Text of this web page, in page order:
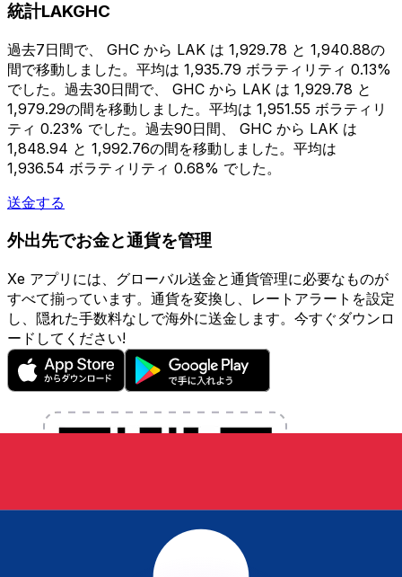
統計LAKGHC
過去7日間で、 GHC から LAK は 1,929.78 と 1,940.88の
間で移動しました。平均は 1,935.79 ボラティリティ 0.13%
でした。過去30日間で、 GHC から LAK は 1,929.78 と
1,979.29の間を移動しました。平均は 1,951.55 ボラティリ
ティ 0.23% でした。過去90日間、 GHC から LAK は
1,848.94 と 1,992.76の間を移動しました。平均は
1,936.54 ボラティリティ 0.68% でした。
送金する
外出先でお金と通貨を管理
Xe アプリには、グローバル送金と通貨管理に必要なものが
すべて揃っています。通貨を変換し、レートアラートを設定
し、隠れた手数料なしで海外に送金します。今すぐダウンロ
ードしてください!